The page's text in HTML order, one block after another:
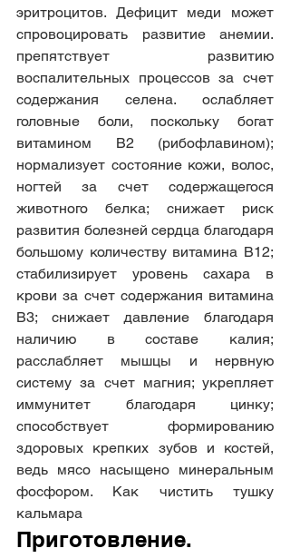
эритроцитов. Дефицит меди может
спровоцировать развитие анемии.
препятствует развитию
воспалительных процессов за счет
содержания селена. ослабляет
головные боли, поскольку богат
витамином В2 (рибофлавином);
нормализует состояние кожи, волос,
ногтей за счет содержащегося
животного белка; снижает риск
развития болезней сердца благодаря
большому количеству витамина В12;
стабилизирует уровень сахара в
крови за счет содержания витамина
В3; снижает давление благодаря
наличию в составе калия;
расслабляет мышцы и нервную
систему за счет магния; укрепляет
иммунитет благодаря цинку;
способствует формированию
здоровых крепких зубов и костей,
ведь мясо насыщено минеральным
фосфором. Как чистить тушку
кальмара
Приготовление.